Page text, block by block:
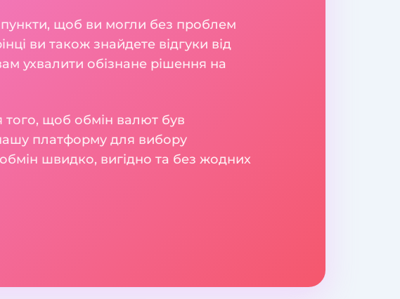
пункти, щоб ви могли без проблем
ви також знайдете відгуки від
ухвалити обізнане рішення на
щоб обмін валют був
платформу для вибору
швидко, вигідно та без жодних